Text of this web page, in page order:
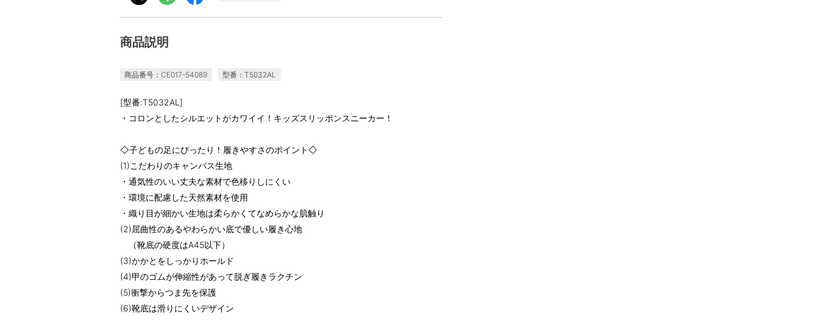
商品説明
商品番号：CE017-54089 型番：T5032AL
[型番:T5032AL]
・コロンとしたシルエットがカワイイ！キッズスリッポンスニーカー！
◇子どもの足にぴったり！履きやすさのポイント◇
(1)こだわりのキャンバス生地
・通気性のいい丈夫な素材で色移りしにくい
・環境に配慮した天然素材を使用
・織り目が細かい生地は柔らかくてなめらかな肌触り
(2)屈曲性のあるやわらかい底で優しい履き心地
（靴底の硬度はA45以下）
(3)かかとをしっかりホールド
(4)甲のゴムが伸縮性があって脱ぎ履きラクチン
(5)衝撃からつま先を保護
(6)靴底は滑りにくいデザイン